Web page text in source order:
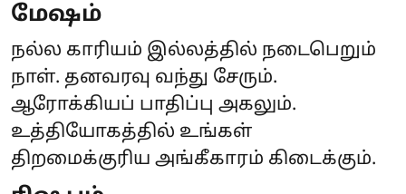
மேஷம்
நல்ல காரியம் இல்லத்தில் நடைபெறும்
நாள். தனவரவு வந்து சேரும்.
ஆரோக்கியப் பாதிப்பு அகலும்.
உத்தியோகத்தில் உங்கள்
திறமைக்குரிய அங்கீகாரம் கிடைக்கும்.